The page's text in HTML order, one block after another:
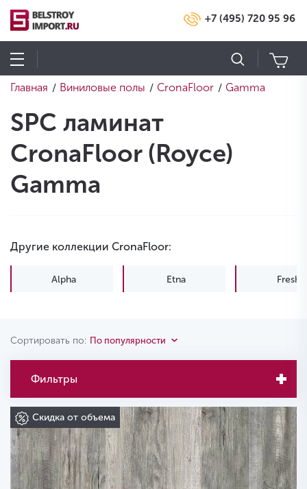
+7 (495) 720 95 96
Главная / Виниловые полы / CronaFloor / Gamma
SPC ламинат
CronaFloor (Royce)
Gamma
Другие коллекции CronaFloor:
Alpha Etna Fresh
Сортировать по: По популярности
Фильтры
Скидка от объема